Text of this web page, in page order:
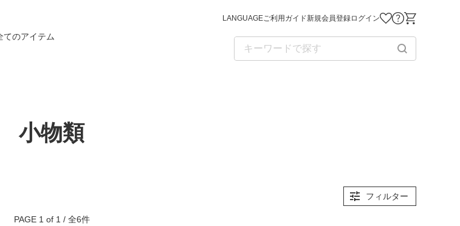
てのアイテム
LANGUAGEご利用ガイド新規会員登録ログイン お気に入り商品
お問い合わせ
小物類
フィルター
PAGE 1 of 1 / 全6件